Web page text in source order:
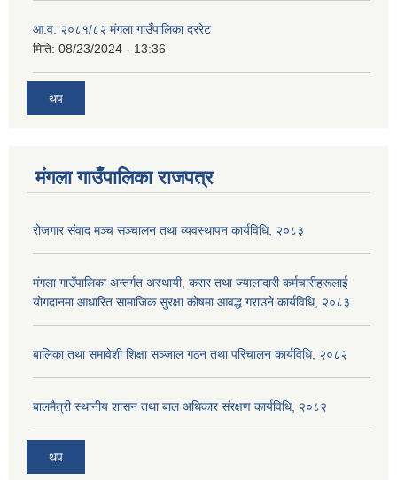
आ.व. २०८१/८२ मंगला गाउँपालिका दररेट
मिति: 08/23/2024 - 13:36
थप
मंगला गाउँपालिका राजपत्र
रोजगार संवाद मञ्च सञ्चालन तथा व्यवस्थापन कार्यविधि, २०८३
मंगला गाउँपालिका अन्तर्गत अस्थायी, करार तथा ज्यालादारी कर्मचारीहरूलाई
योगदानमा आधारित सामाजिक सुरक्षा कोषमा आवद्ध गराउने कार्यविधि, २०८३
बालिका तथा समावेशी शिक्षा सञ्जाल गठन तथा परिचालन कार्यविधि, २०८२
बालमैत्री स्थानीय शासन तथा बाल अधिकार संरक्षण कार्यविधि, २०८२
थप